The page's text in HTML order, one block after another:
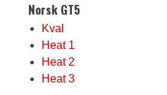
Norsk GT5
Kval
Heat 1
Heat 2
Heat 3